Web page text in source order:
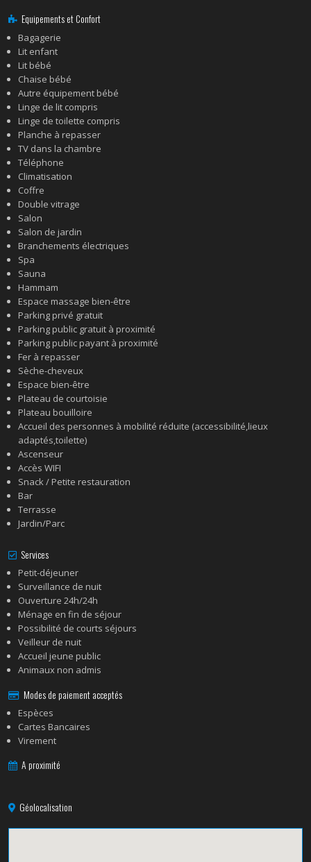
Equipements et Confort
Bagagerie
Lit enfant
Lit bébé
Chaise bébé
Autre équipement bébé
Linge de lit compris
Linge de toilette compris
Planche à repasser
TV dans la chambre
Téléphone
Climatisation
Coffre
Double vitrage
Salon
Salon de jardin
Branchements électriques
Spa
Sauna
Hammam
Espace massage bien-être
Parking privé gratuit
Parking public gratuit à proximité
Parking public payant à proximité
Fer à repasser
Sèche-cheveux
Espace bien-être
Plateau de courtoisie
Plateau bouilloire
Accueil des personnes à mobilité réduite (accessibilité,lieux
adaptés,toilette)
Ascenseur
Accès WIFI
Snack / Petite restauration
Bar
Terrasse
Jardin/Parc
Services
Petit-déjeuner
Surveillance de nuit
Ouverture 24h/24h
Ménage en fin de séjour
Possibilité de courts séjours
Veilleur de nuit
Accueil jeune public
Animaux non admis
Modes de paiement acceptés
Espèces
Cartes Bancaires
Virement
A proximité
Géolocalisation